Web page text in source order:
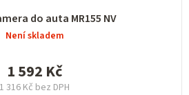
do auta MR155 NV
Není skladem
1 316 Kč bez DPH
1 592 Kč